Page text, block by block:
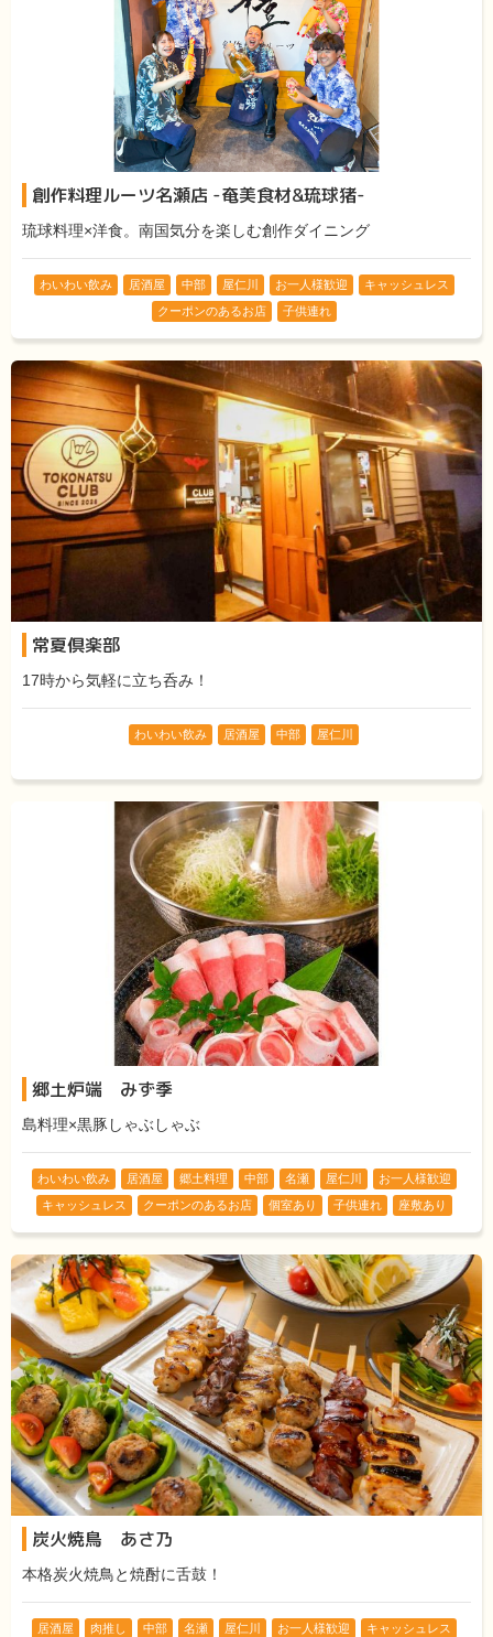
創作料理ルーツ名瀬店 -奄美食材&琉球猪-
琉球料理×洋食。南国気分を楽しむ創作ダイニング
わいわい飲み 居酒屋 中部 屋仁川 お一人様歓迎
キャッシュレス
クーポンのあるお店
子供連れ
常夏倶楽部
17時から気軽に立ち呑み！
わいわい飲み 居酒屋 中部 屋仁川
郷土炉端 みず季
島料理×黒豚しゃぶしゃぶ
わいわい飲み 居酒屋 郷土料理 中部 名瀬 屋仁川
お一人様歓迎
キャッシュレス
クーポンのあるお店 個室あり 子供連れ 座敷あり
炭火焼鳥 あさ乃
本格炭火焼鳥と焼酎に舌鼓！
居酒屋 肉推し 中部 名瀬 屋仁川 お一人様歓迎
キャッシュレス